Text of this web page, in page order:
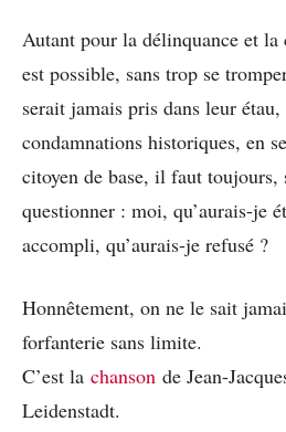
Autant pour la délinquance et
est possible, sans trop se
serait jamais pris dans leur
condamnations historiques, en
citoyen de base, il faut toujours,
questionner : moi, qu’aurais-je
accompli, qu’aurais-je refusé ?
Honnêtement, on ne le sait
forfanterie sans limite.
C’est la chanson de Jean-
Leidenstadt.